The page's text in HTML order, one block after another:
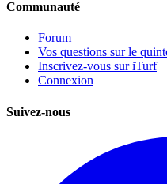
Communauté
Forum
Vos questions sur le
Inscrivez-vous sur iTurf
Connexion
Suivez-nous